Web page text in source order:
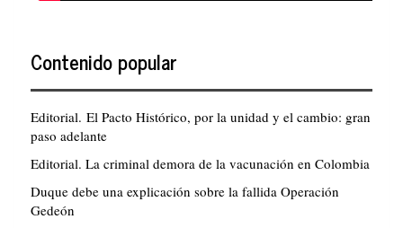
Contenido popular
Editorial. El Pacto Histórico, por la unidad y el cambio: gran
paso adelante
Editorial. La criminal demora de la vacunación en Colombia
Duque debe una explicación sobre la fallida Operación
Gedeón